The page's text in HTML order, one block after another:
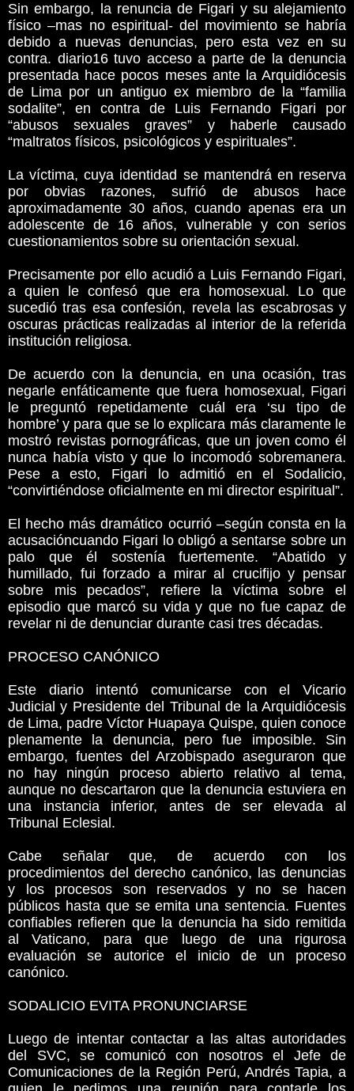
Sin embargo, la renuncia de Figari y su alejamiento
físico –mas no espiritual- del movimiento se habría
debido a nuevas denuncias, pero esta vez en su
contra. diario16 tuvo acceso a parte de la denuncia
presentada hace pocos meses ante la Arquidiócesis
de Lima por un antiguo ex miembro de la “familia
sodalite”, en contra de Luis Fernando Figari por
“abusos sexuales graves” y haberle causado
“maltratos físicos, psicológicos y espirituales”.
La víctima, cuya identidad se mantendrá en reserva
por obvias razones, sufrió de abusos hace
aproximadamente 30 años, cuando apenas era un
adolescente de 16 años, vulnerable y con serios
cuestionamientos sobre su orientación sexual.
Precisamente por ello acudió a Luis Fernando Figari,
a quien le confesó que era homosexual. Lo que
sucedió tras esa confesión, revela las escabrosas y
oscuras prácticas realizadas al interior de la referida
institución religiosa.
De acuerdo con la denuncia, en una ocasión, tras
negarle enfáticamente que fuera homosexual, Figari
le preguntó repetidamente cuál era ‘su tipo de
hombre’ y para que se lo explicara más claramente le
mostró revistas pornográficas, que un joven como él
nunca había visto y que lo incomodó sobremanera.
Pese a esto, Figari lo admitió en el Sodalicio,
“convirtiéndose oficialmente en mi director espiritual”.
El hecho más dramático ocurrió –según consta en la
acusacióncuando Figari lo obligó a sentarse sobre un
palo que él sostenía fuertemente. “Abatido y
humillado, fui forzado a mirar al crucifijo y pensar
sobre mis pecados”, refiere la víctima sobre el
episodio que marcó su vida y que no fue capaz de
revelar ni de denunciar durante casi tres décadas.
PROCESO CANÓNICO
Este diario intentó comunicarse con el Vicario
Judicial y Presidente del Tribunal de la Arquidiócesis
de Lima, padre Víctor Huapaya Quispe, quien conoce
plenamente la denuncia, pero fue imposible. Sin
embargo, fuentes del Arzobispado aseguraron que
no hay ningún proceso abierto relativo al tema,
aunque no descartaron que la denuncia estuviera en
una instancia inferior, antes de ser elevada al
Tribunal Eclesial.
Cabe señalar que, de acuerdo con los
procedimientos del derecho canónico, las denuncias
y los procesos son reservados y no se hacen
públicos hasta que se emita una sentencia. Fuentes
confiables refieren que la denuncia ha sido remitida
al Vaticano, para que luego de una rigurosa
evaluación se autorice el inicio de un proceso
canónico.
SODALICIO EVITA PRONUNCIARSE
Luego de intentar contactar a las altas autoridades
del SVC, se comunicó con nosotros el Jefe de
Comunicaciones de la Región Perú, Andrés Tapia, a